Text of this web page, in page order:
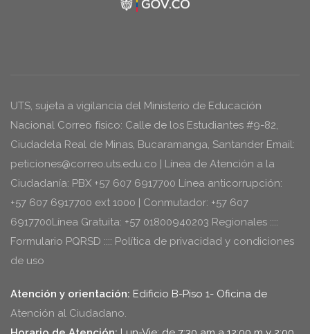
UTS, sujeta a vigilancia del Ministerio de Educación
Nacional Correo físico: Calle de los Estudiantes #9-82,
Ciudadela Real de Minas, Bucaramanga, Santander Email:
peticiones@correo.uts.edu.co | Línea de Atención a la
Ciudadanía: PBX +57 607 6917700 Línea anticorrupción:
+57 607 6917700 ext 1000 | Conmutador: +57 607
6917700Línea Gratuita: +57 01800940203 Regionales ::::
Formulario PQRSD :::: Política de privacidad y condiciones
de uso
Atención y orientación: Edificio B-Piso 1- Oficina de
Atención al Ciudadano.